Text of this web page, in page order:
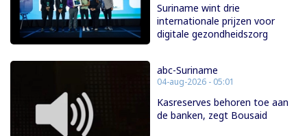
Suriname wint drie
internationale prijzen voor
digitale gezondheidszorg
abc-Suriname
04-aug-2026 - 05:01
Kasreserves behoren toe aan
de banken, zegt Bousaid